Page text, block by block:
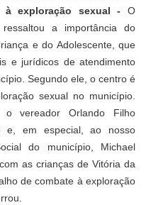
exploração sexual - O
a importância do
e do Adolescente, que
e jurídicos de atendimento
Segundo ele, o centro é
sexual no município.
o vereador Orlando Filho
e, em especial, ao nosso
do município, Michael
as crianças de Vitória da
de combate à exploração